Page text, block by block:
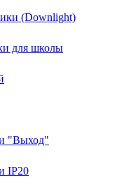
(Downlight)
для школы
"Выход"
IP20